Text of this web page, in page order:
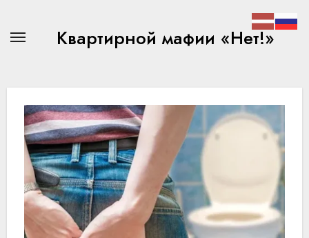
содержимомуКвартирной мафии «Нет!»